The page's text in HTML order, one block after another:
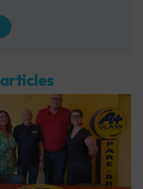
articles